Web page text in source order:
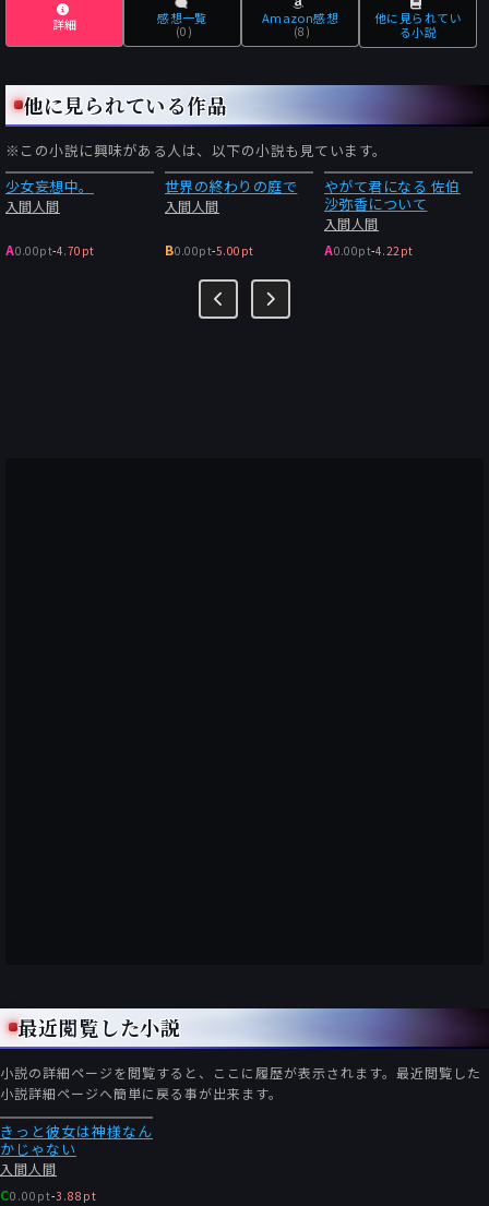
詳細 感想一覧
(0)
Amazon感想
(8)
他に見られてい
る小説
他に見られている作品
※この小説に興味がある人は、以下の小説も見ています。
少女妄想中。
入間人間
A0.00pt-4.70pt
世界の終わりの庭で
入間人間
B0.00pt-5.00pt
やがて君になる 佐伯
沙弥香について
入間人間
A0.00pt-4.22pt
最近閲覧した小説
小説の詳細ページを閲覧すると、ここに履歴が表示されます。最近閲覧した
小説詳細ページへ簡単に戻る事が出来ます。
きっと彼女は神様なん
かじゃない
入間人間
C0.00pt-3.88pt